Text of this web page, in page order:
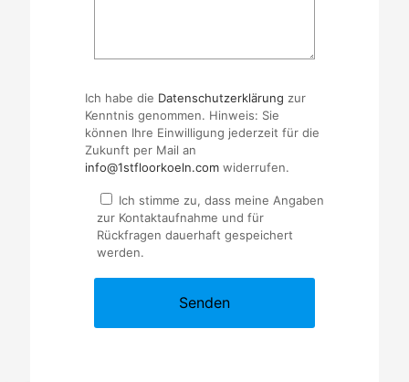
Ich habe die Datenschutzerklärung zur
Kenntnis genommen. Hinweis: Sie
können Ihre Einwilligung jederzeit für die
Zukunft per Mail an
info@1stfloorkoeln.com widerrufen.
Ich stimme zu, dass meine Angaben
zur Kontaktaufnahme und für
Rückfragen dauerhaft gespeichert
werden.